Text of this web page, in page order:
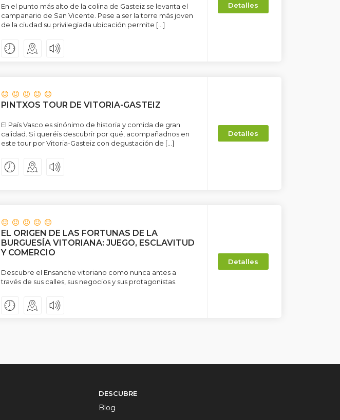
En el punto más alto de la colina de Gasteiz se levanta el
campanario de San Vicente. Pese a ser la torre más joven
de la ciudad su privilegiada ubicación permite […]
Detalles
PINTXOS TOUR DE VITORIA-GASTEIZ
El País Vasco es sinónimo de historia y comida de gran
calidad. Si queréis descubrir por qué, acompañadnos en
este tour por Vitoria-Gasteiz con degustación de […]
Detalles
EL ORIGEN DE LAS FORTUNAS DE LA
BURGUESÍA VITORIANA: JUEGO, ESCLAVITUD
Y COMERCIO
Descubre el Ensanche vitoriano como nunca antes a
través de sus calles, sus negocios y sus protagonistas.
Detalles
DESCUBRE
Blog